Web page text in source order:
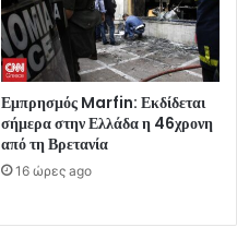
Εμπρησμός Marfin: Εκδίδεται
σήμερα στην Ελλάδα η 46χρονη
από τη Βρετανία
16 ώρες ago